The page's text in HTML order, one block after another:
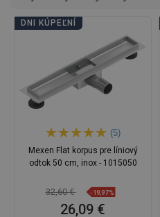
DNI KÚPEĽNÍ
(5)
Mexen Flat korpus pre líniový
odtok 50 cm, inox - 1015050
32,60 € -19,97%
26,09 €